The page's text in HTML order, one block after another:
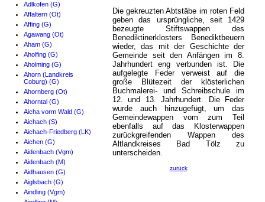
Adlkofen (G)
Affaltern (Ot)
Affing (G)
Agawang (Ot)
Aham (G)
Aholfing (G)
Aholming (G)
Ahorn (Landkreis
Coburg) (G)
Ahornberg (Ot)
Ahorntal (G)
Aicha vorm Wald (G)
Aichach (S)
Aichach-Friedberg (LK)
Aichen (G)
Aidenbach (Vgm)
Aidenbach (M)
Aidhausen (G)
Aiglsbach (G)
Aindling (Vgm)
Die gekreuzten Abtstäbe im roten Feld
geben das ursprüngliche, seit 1429
bezeugte Stiftswappen des
Benediktinerklosters Benediktbeuern
wieder, das mit der Geschichte der
Gemeinde seit den Anfängen im 8.
Jahrhundert eng verbunden ist. Die
aufgelegte Feder verweist auf die
große Blütezeit der klösterlichen
Buchmalerei- und Schreibschule im
12. und 13. Jahrhundert. Die Feder
wurde auch hinzugefügt, um das
Gemeindewappen vom zum Teil
ebenfalls auf das Klosterwappen
zurückgreifenden Wappen des
Altlandkreises Bad Tölz zu
unterscheiden.
zurück